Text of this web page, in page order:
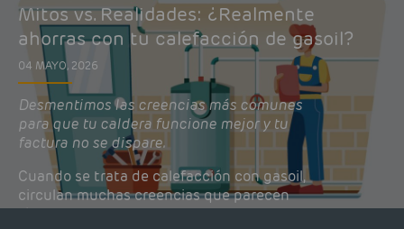
Mitos vs. Realidades: ¿Realmente
ahorras con tu calefacción de gasoil?
04 MAYO, 2026
Desmentimos las creencias más comunes
para que tu caldera funcione mejor y tu
factura no se dispare.
Cuando se trata de calefacción con gasoil,
circulan muchas creencias que parecen
lógicas pero que, en realidad, pueden estar